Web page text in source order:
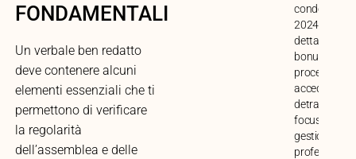
FONDAMENTALI
Un verbale ben redatto
deve contenere alcuni
elementi essenziali che ti
permettono di verificare
la regolarità
dell’assemblea e delle
condominiali
2024. Analisi
dettagliata di
bonus,
procedure
accedere alle
detrazioni,
focus sulla
gestione
professionale